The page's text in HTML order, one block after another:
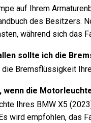
auf Ihrem
des Besitzers.
während sich das
sollte ich die
Bremsflüssigkeit
wenn die
Ihres BMW X5
wird empfohlen, das